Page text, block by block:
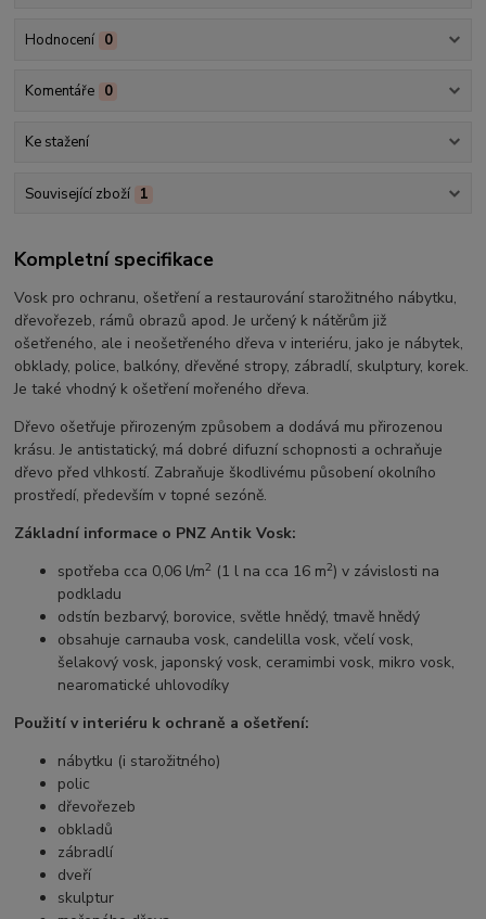
Hodnocení 0
Komentáře 0
Ke stažení
Související zboží 1
Kompletní specifikace
Vosk pro ochranu, ošetření a restaurování starožitného nábytku,
dřevořezeb, rámů obrazů apod. Je určený k nátěrům již
ošetřeného, ale i neošetřeného dřeva v interiéru, jako je nábytek,
obklady, police, balkóny, dřevěné stropy, zábradlí, skulptury, korek.
Je také vhodný k ošetření mořeného dřeva.
Dřevo ošetřuje přirozeným způsobem a dodává mu přirozenou
krásu. Je antistatický, má dobré difuzní schopnosti a ochraňuje
dřevo před vlhkostí. Zabraňuje škodlivému působení okolního
prostředí, především v topné sezóně.
Základní informace o PNZ Antik Vosk:
spotřeba cca 0,06 l/m2 (1 l na cca 16 m2) v závislosti na
podkladu
odstín bezbarvý, borovice, světle hnědý, tmavě hnědý
obsahuje carnauba vosk, candelilla vosk, včelí vosk,
šelakový vosk, japonský vosk, ceramimbi vosk, mikro vosk,
nearomatické uhlovodíky
Použití v interiéru k ochraně a ošetření:
nábytku (i starožitného)
polic
dřevořezeb
obkladů
zábradlí
dveří
skulptur